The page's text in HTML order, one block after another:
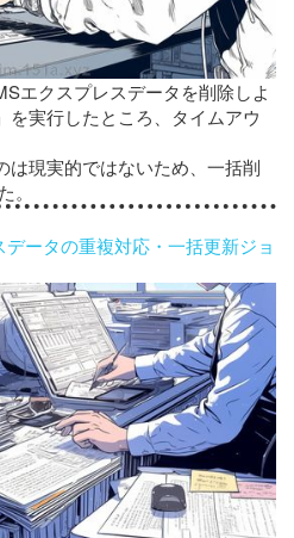
エクスプレスデータを削除しよ
を実行したところ、タイムアウ
は現実的ではないため、一括削
ータの重複対応・一括更新ジョ